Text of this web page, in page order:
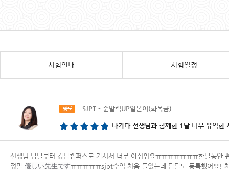
시험안내 시험일정
종로 SJPT - 순발력UP일본어(화목금)
나카타 선생님과 함께한 1달 너무 유익한
선생님 담달부터 강남캠퍼스로 가셔서 너무 아쉬워요ㅠㅠㅠㅠㅠㅠㅠ한달동
정말 優しい先生ですㅠㅠㅠㅠㅠsjpt수업 처음 들었는데 담달도 등록했어요